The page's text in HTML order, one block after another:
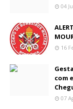
04
16
com
07